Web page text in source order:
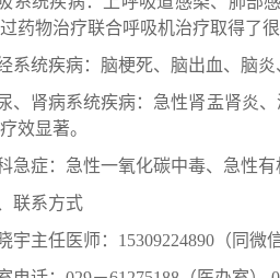
药物治疗联合呼吸机治疗取得了很
系统疾病：脑梗死、脑出血、脑
、 肾病系统疾病：急性肾盂肾炎
效显著。
急症：急性一氧化碳中毒、急性
联系方式
宇主任医师：15309224890（同微信